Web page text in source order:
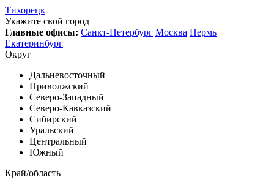
Тихорецк
Укажите свой город
Главные офисы: Санкт-Петербург Москва Пермь
Екатеринбург
Округ
Дальневосточный
Приволжский
Северо-Западный
Северо-Кавказский
Сибирский
Уральский
Центральный
Южный
Край/область